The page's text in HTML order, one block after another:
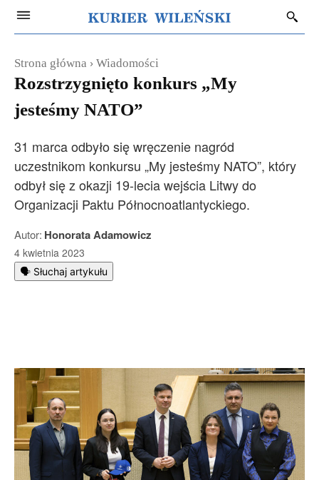
Strona główna Wiadomości
Rozstrzygnięto konkurs „My
jesteśmy NATO”
31 marca odbyło się wręczenie nagród
uczestnikom konkursu „My jesteśmy NATO”, który
odbył się z okazji 19-lecia wejścia Litwy do
Organizacji Paktu Północnoatlantyckiego.
Autor: Honorata Adamowicz
4 kwietnia 2023
🗣️ Słuchaj artykułu